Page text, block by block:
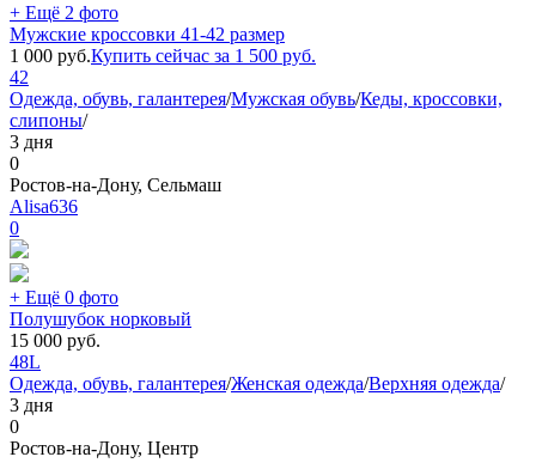
+ Ещё 2 фото
Мужские кроссовки 41-42 размер
1 000 руб.Купить сейчас за 1 500 руб.
42
Одежда, обувь, галантерея/Мужская обувь/Кеды, кроссовки,
слипоны/
3 дня
0
Ростов-на-Дону, Сельмаш
Alisa636
0
+ Ещё 0 фото
Полушубок норковый
15 000 руб.
48L
Одежда, обувь, галантерея/Женская одежда/Верхняя одежда/
3 дня
0
Ростов-на-Дону, Центр